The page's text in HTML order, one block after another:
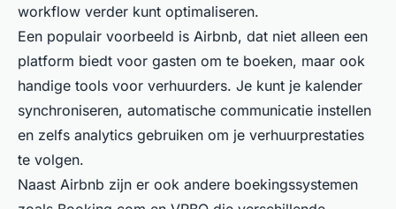
workflow verder kunt optimaliseren.
Een populair voorbeeld is Airbnb, dat niet alleen een
platform biedt voor gasten om te boeken, maar ook
handige tools voor verhuurders. Je kunt je kalender
synchroniseren, automatische communicatie instellen
en zelfs analytics gebruiken om je verhuurprestaties
te volgen.
Naast Airbnb zijn er ook andere boekingssystemen